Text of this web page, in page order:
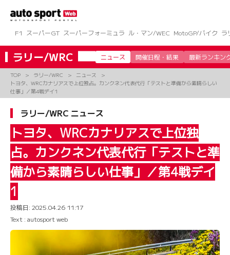
ツ
へ
ス
キ
F1 スーパーGT スーパーフォーミュラ ル・マン/WEC MotoGP/バイク ラ
ラリー/WRC ニュース 開催日程・結果 最新ランキン
TOP ラリー/WRC
ニュース
トヨタ、WRCカナリアスで上位独占。カンクネン代表代行「テストと準備から素晴らしい
仕事」／第4戦デイ1
ラリー/WRC ニュース
トヨタ、WRCカナリアスで上位独
占。カンクネン代表代行「テストと準
備から素晴らしい仕事」／第4戦デイ
1
投稿日: 2025.04.26 11:17
Text : autosport web